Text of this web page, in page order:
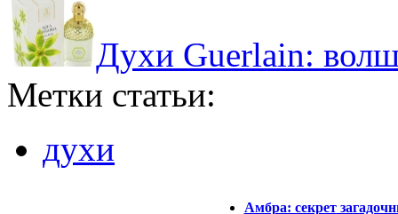
Духи Guerlain:
Метки статьи:
духи
Амбра: секрет